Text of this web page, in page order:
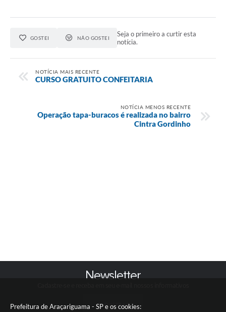
Prefeitura de Araçariguama - SP e os cookies:
GOSTEI NÃO GOSTEI
Seja o primeiro a curtir esta
notícia.
NOTÍCIA MAIS RECENTE
CURSO GRATUITO CONFEITARIA
NOTÍCIA MENOS RECENTE
Operação tapa-buracos é realizada no bairro
Cintra Gordinho
Newsletter
CADASTRAR